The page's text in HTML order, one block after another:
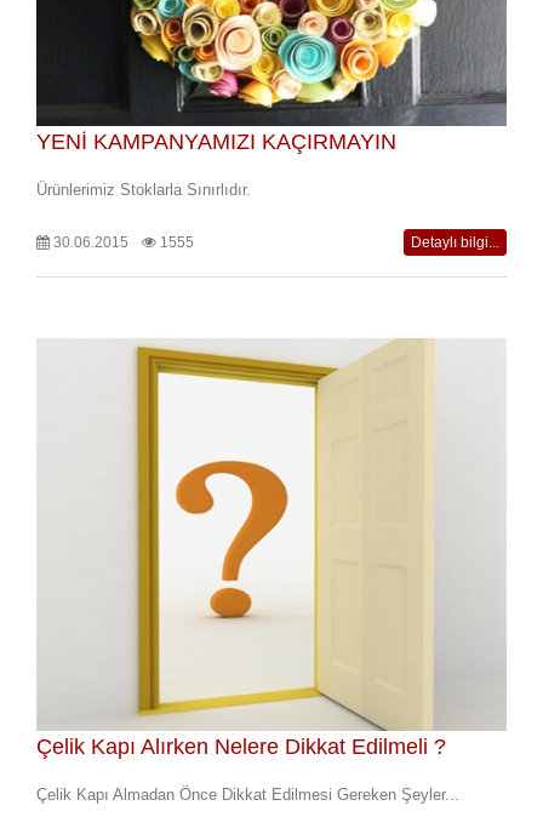
YENİ KAMPANYAMIZI KAÇIRMAYIN
Ürünlerimiz Stoklarla Sınırlıdır.
30.06.2015 1555 Detaylı bilgi...
Çelik Kapı Alırken Nelere Dikkat Edilmeli ?
Çelik Kapı Almadan Önce Dikkat Edilmesi Gereken Şeyler...